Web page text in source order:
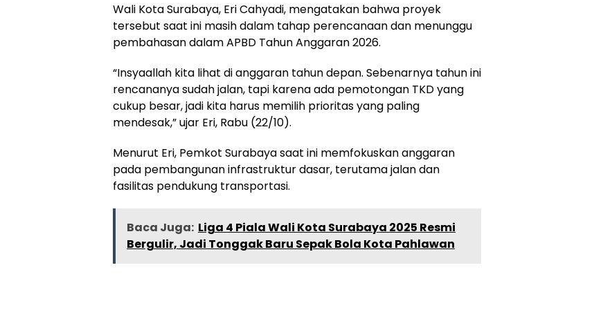
Wali Kota Surabaya, Eri Cahyadi, mengatakan bahwa proyek
tersebut saat ini masih dalam tahap perencanaan dan menunggu
pembahasan dalam APBD Tahun Anggaran 2026.
“Insyaallah kita lihat di anggaran tahun depan. Sebenarnya tahun ini
rencananya sudah jalan, tapi karena ada pemotongan TKD yang
cukup besar, jadi kita harus memilih prioritas yang paling
mendesak,” ujar Eri, Rabu (22/10).
Menurut Eri, Pemkot Surabaya saat ini memfokuskan anggaran
pada pembangunan infrastruktur dasar, terutama jalan dan
fasilitas pendukung transportasi.
Baca Juga: Liga 4 Piala Wali Kota Surabaya 2025 Resmi
Bergulir, Jadi Tonggak Baru Sepak Bola Kota Pahlawan